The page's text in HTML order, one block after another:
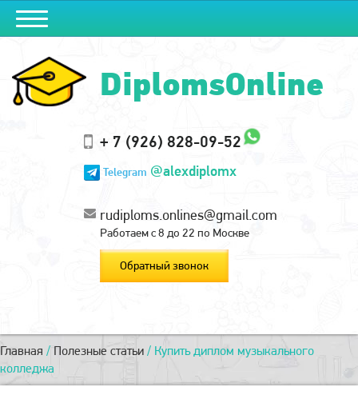
DiplomsOnline
+ 7 (926) 828-09-52
Telegram @alexdiplomx
rudiploms.onlines@gmail.com
Работаем с 8 до 22 по Москве
Обратный звонок
Главная / Полезные статьи / Купить диплом музыкального
колледжа